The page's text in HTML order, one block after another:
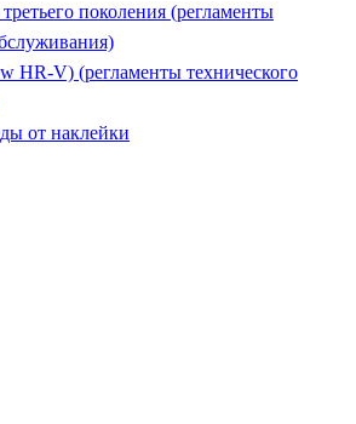
поколения (регламенты
HR-V) (регламенты технического
от наклейки